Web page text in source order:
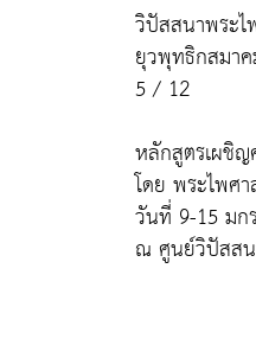
วิปัสสนาพระ
ยุวพุทธิกสมา
5 / 12
หลักสูตรเผชิญ
โดย พระไพศ
วันที่ 9-15 มก
ณ ศูนย์วิปัสส